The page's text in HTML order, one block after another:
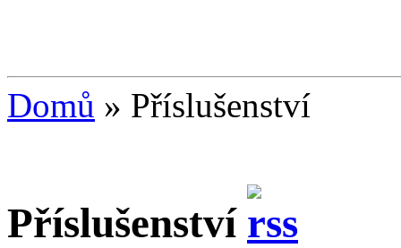
Domů » Příslušenství
Příslušenství